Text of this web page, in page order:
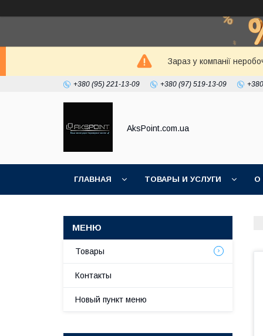
Зараз у компанії
+380 (95) 221-13-09 +380 (97) 519-13-09
AksPoint.com.ua
ГЛАВНАЯ ТОВАРЫ И УСЛУГИ О
Товары
Контакты
Новый пункт меню